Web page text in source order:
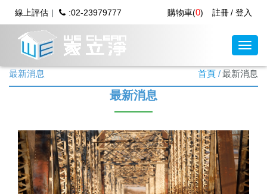
線上評估 :02-23979777 註冊 登入
購物車(0)
最新消息 首頁 最新消息
最新消息